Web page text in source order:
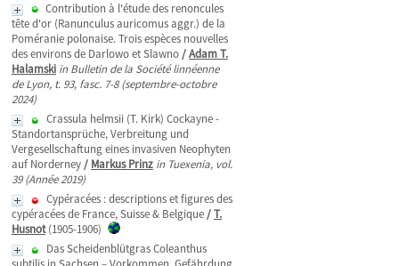
Contribution à l'étude des renoncules
tête d'or (Ranunculus auricomus aggr.) de la
Poméranie polonaise. Trois espèces nouvelles
des environs de Darlowo et Slawno/Adam T.
Halamski in Bulletin de la Société linnéenne
de Lyon, t. 93, fasc. 7-8 (septembre-octobre
2024)
Crassula helmsii (T. Kirk) Cockayne -
Standortansprüche, Verbreitung und
Vergesellschaftung eines invasiven Neophyten
auf Norderney/ Markus Prinz in Tuexenia, vol.
39 (Année 2019)
Cypéracées : descriptions et figures des
cypéracées de France, Suisse & Belgique/T.
Husnot(1905-1906)
Das Scheidenblütgras Coleanthus